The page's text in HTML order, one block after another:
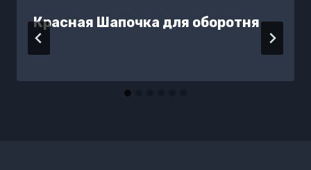
Красная Шапочка для оборотня